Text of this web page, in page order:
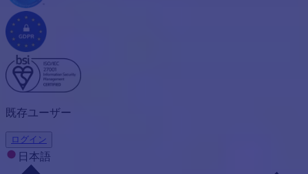
既存ユーザー
ログイン
日本語